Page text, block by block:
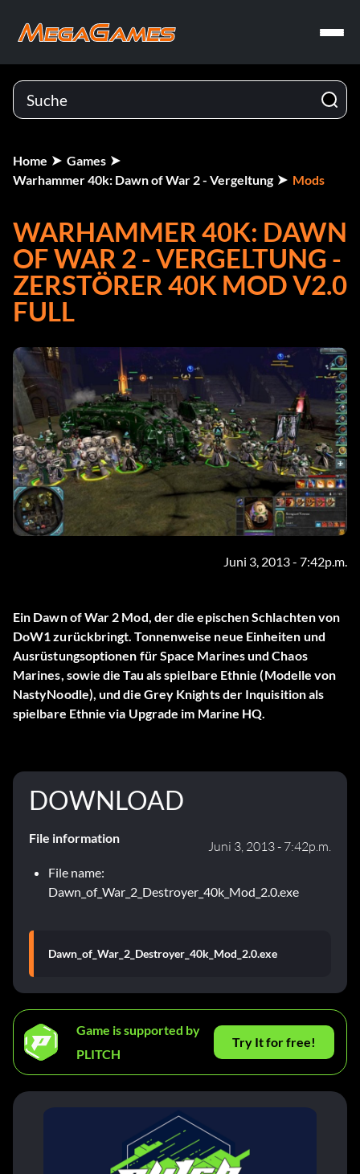
Home
Games
Warhammer 40k: Dawn of War 2 - Vergeltung
Mods
WARHAMMER 40K: DAWN
OF WAR 2 - VERGELTUNG -
ZERSTÖRER 40K MOD V2.0
FULL
Juni 3, 2013 - 7:42p.m.
Ein Dawn of War 2 Mod, der die epischen Schlachten von
DoW1 zurückbringt. Tonnenweise neue Einheiten und
Ausrüstungsoptionen für Space Marines und Chaos
Marines, sowie die Tau als spielbare Ethnie (Modelle von
NastyNoodle), und die Grey Knights der Inquisition als
spielbare Ethnie via Upgrade im Marine HQ.
DOWNLOAD
File information
Juni 3, 2013 - 7:42p.m.
File name:
Dawn_of_War_2_Destroyer_40k_Mod_2.0.exe
Dawn_of_War_2_Destroyer_40k_Mod_2.0.exe
Game is supported by
PLITCH
Try It for free!